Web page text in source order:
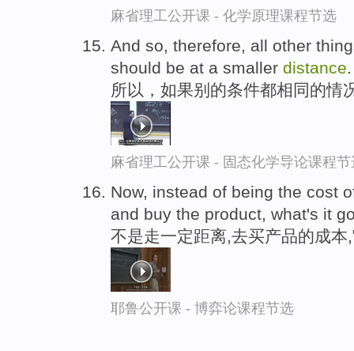
麻省理工公开课 - 化学原理课程节选
And so, therefore, all other
should be at a smaller distance.
所以，如果别的条件都相同的情
麻省理工公开课 - 固态化学导论课程节
Now, instead of being the cost
and buy the product, what's it
不是走一定距离,去买产品的成本
耶鲁公开课 - 博弈论课程节选